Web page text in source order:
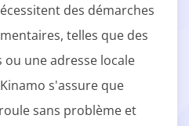
des démarches
telles que des
une adresse locale
s'assure que
sans problème et